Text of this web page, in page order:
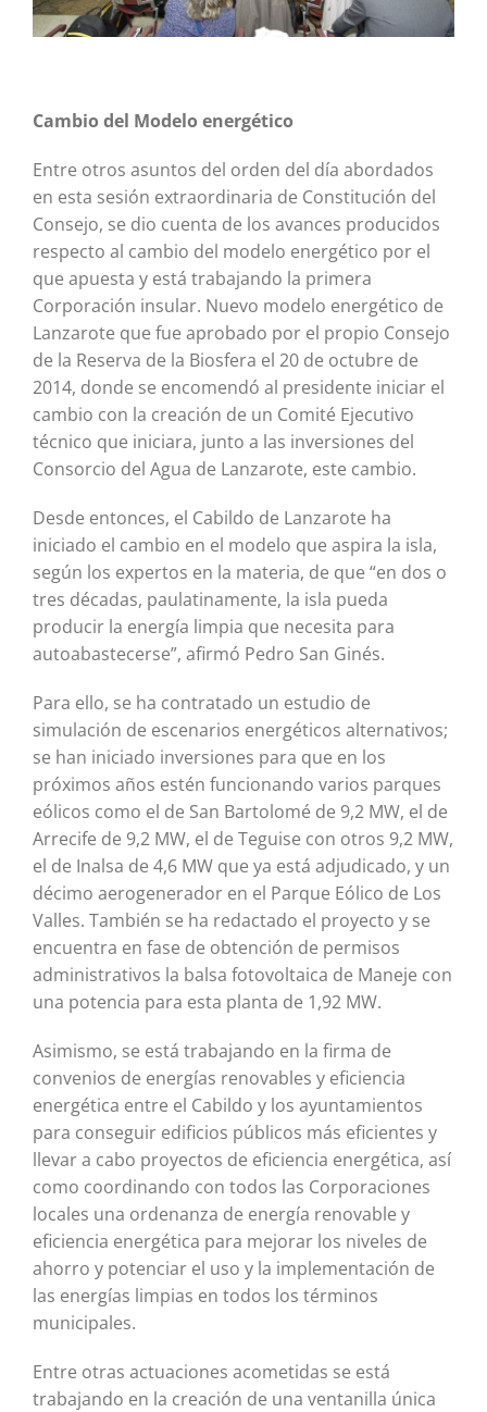
Cambio del Modelo energético
Entre otros asuntos del orden del día abordados
en esta sesión extraordinaria de Constitución del
Consejo, se dio cuenta de los avances producidos
respecto al cambio del modelo energético por el
que apuesta y está trabajando la primera
Corporación insular. Nuevo modelo energético de
Lanzarote que fue aprobado por el propio Consejo
de la Reserva de la Biosfera el 20 de octubre de
2014, donde se encomendó al presidente iniciar el
cambio con la creación de un Comité Ejecutivo
técnico que iniciara, junto a las inversiones del
Consorcio del Agua de Lanzarote, este cambio.
Desde entonces, el Cabildo de Lanzarote ha
iniciado el cambio en el modelo que aspira la isla,
según los expertos en la materia, de que “en dos o
tres décadas, paulatinamente, la isla pueda
producir la energía limpia que necesita para
autoabastecerse”, afirmó Pedro San Ginés.
Para ello, se ha contratado un estudio de
simulación de escenarios energéticos alternativos;
se han iniciado inversiones para que en los
próximos años estén funcionando varios parques
eólicos como el de San Bartolomé de 9,2 MW, el de
Arrecife de 9,2 MW, el de Teguise con otros 9,2 MW,
el de Inalsa de 4,6 MW que ya está adjudicado, y un
décimo aerogenerador en el Parque Eólico de Los
Valles. También se ha redactado el proyecto y se
encuentra en fase de obtención de permisos
administrativos la balsa fotovoltaica de Maneje con
una potencia para esta planta de 1,92 MW.
Asimismo, se está trabajando en la firma de
convenios de energías renovables y eficiencia
energética entre el Cabildo y los ayuntamientos
para conseguir edificios públicos más eficientes y
llevar a cabo proyectos de eficiencia energética, así
como coordinando con todos las Corporaciones
locales una ordenanza de energía renovable y
eficiencia energética para mejorar los niveles de
ahorro y potenciar el uso y la implementación de
las energías limpias en todos los términos
municipales.
Entre otras actuaciones acometidas se está
trabajando en la creación de una ventanilla única